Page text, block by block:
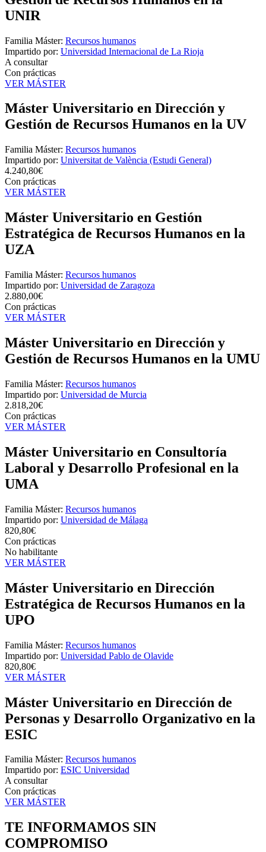
UNIR
Familia Máster: Recursos humanos
Impartido por: Universidad Internacional de La Rioja
A consultar
Con prácticas
VER MÁSTER
Máster Universitario en Dirección y
Gestión de Recursos Humanos en la UV
Familia Máster: Recursos humanos
Impartido por: Universitat de València (Estudi General)
4.240,80€
Con prácticas
VER MÁSTER
Máster Universitario en Gestión
Estratégica de Recursos Humanos en la
UZA
Familia Máster: Recursos humanos
Impartido por: Universidad de Zaragoza
2.880,00€
Con prácticas
VER MÁSTER
Máster Universitario en Dirección y
Gestión de Recursos Humanos en la UMU
Familia Máster: Recursos humanos
Impartido por: Universidad de Murcia
2.818,20€
Con prácticas
VER MÁSTER
Máster Universitario en Consultoría
Laboral y Desarrollo Profesional en la
UMA
Familia Máster: Recursos humanos
Impartido por: Universidad de Málaga
820,80€
Con prácticas
No habilitante
VER MÁSTER
Máster Universitario en Dirección
Estratégica de Recursos Humanos en la
UPO
Familia Máster: Recursos humanos
Impartido por: Universidad Pablo de Olavide
820,80€
VER MÁSTER
Máster Universitario en Dirección de
Personas y Desarrollo Organizativo en la
ESIC
Familia Máster: Recursos humanos
Impartido por: ESIC Universidad
A consultar
Con prácticas
VER MÁSTER
TE INFORMAMOS SIN
COMPROMISO